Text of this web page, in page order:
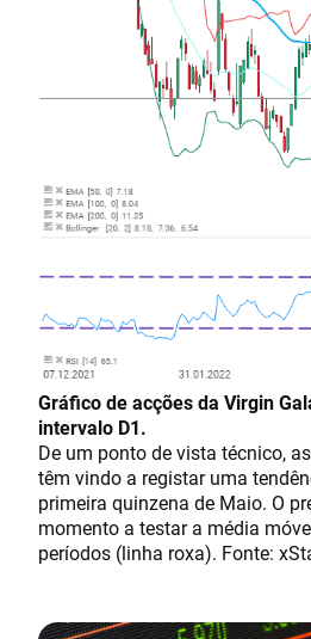
Gráfico de acções da Virgin
intervalo D1.
De um ponto de vista técnico,
têm vindo a registar uma
primeira quinzena de Maio. O
momento a testar a média
períodos (linha roxa). Fonte: